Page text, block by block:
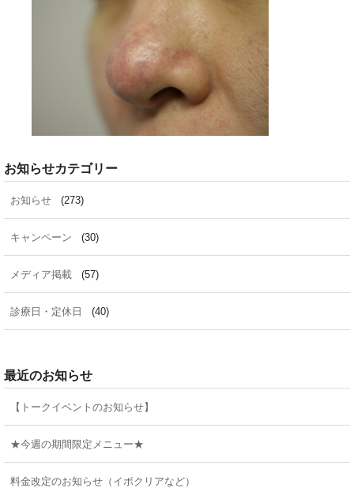
お知らせカテゴリー
お知らせ (273)
キャンペーン (30)
メディア掲載 (57)
診療日・定休日 (40)
最近のお知らせ
【トークイベントのお知らせ】
★今週の期間限定メニュー★
料金改定のお知らせ（イボクリアなど）